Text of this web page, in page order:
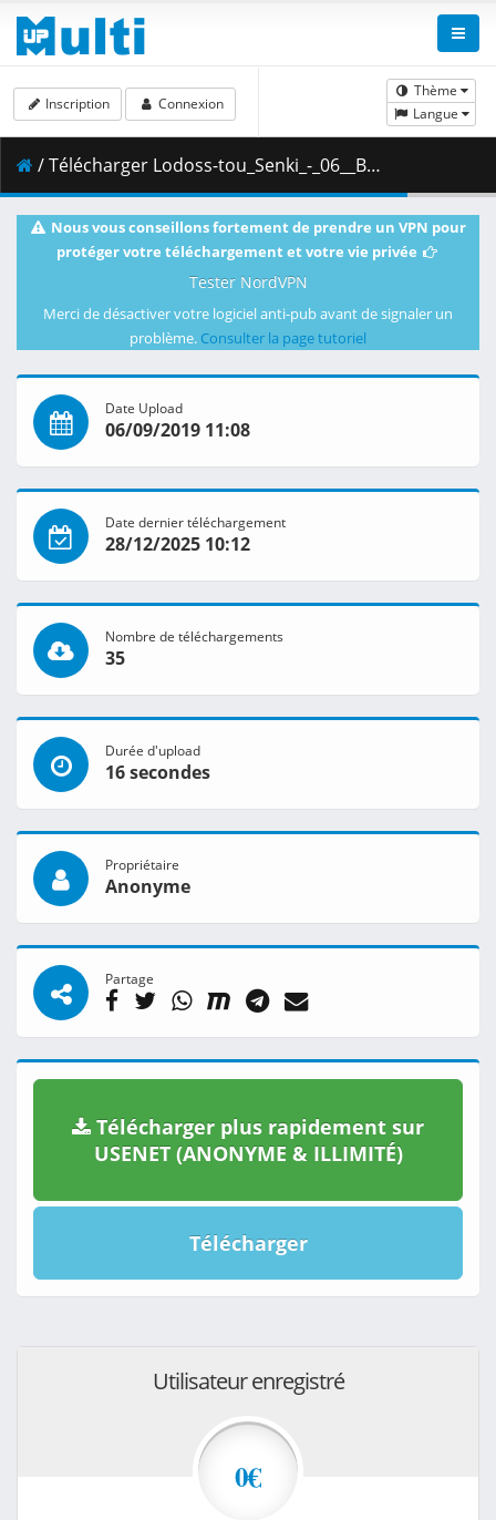
Thème
Langue
Inscription Connexion
/ Télécharger Lodoss-tou_Senki_-_06__BDRip_1436x1080p_x265_HEVC_Hi10P_DTS-HD_MA__AC3__Dual_Audio__sxales_.mkv.001 ( 320.87 MB )
Nous vous conseillons fortement de prendre un VPN pour
protéger votre téléchargement et votre vie privée
Tester NordVPN
Merci de désactiver votre logiciel anti-pub avant de signaler un
problème. Consulter la page tutoriel
Date Upload
06/09/2019 11:08
Date dernier téléchargement
28/12/2025 10:12
Nombre de téléchargements
35
Durée d'upload
16 secondes
Propriétaire
Anonyme
Partage
Télécharger plus rapidement sur
USENET (ANONYME & ILLIMITÉ)
Télécharger
Utilisateur enregistré
0€